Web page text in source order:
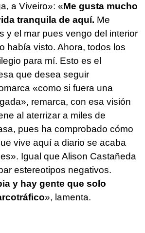
a Viveiro»: «Me gusta mucho
tranquila de aquí. Me
y el mar pues vengo del interior
había visto. Ahora, todos los
para mí. Esto es el
que desea seguir
«como si fuera una
remarca, con esa visión
al aterrizar a miles de
pues ha comprobado cómo
vive aquí a diario se acaba
Igual que Alison Castañeda
estereotipos negativos.
y hay gente que solo
», lamenta.